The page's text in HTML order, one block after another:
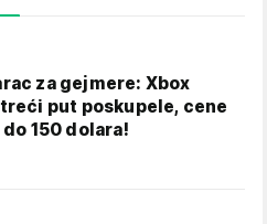
za gejmere: Xbox
put poskupele, cene
150 dolara!